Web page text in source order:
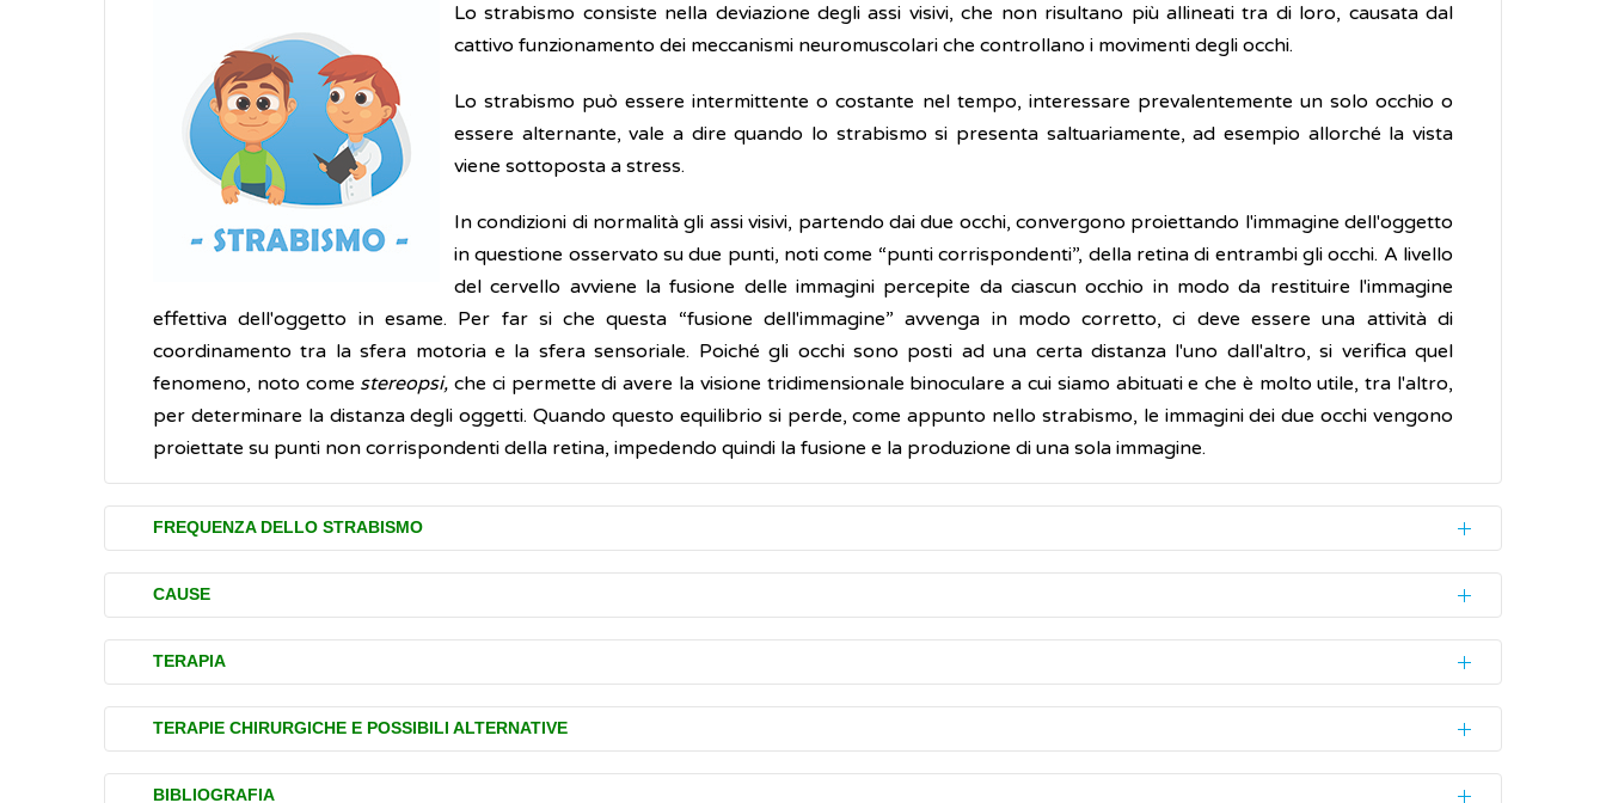
Lo strabismo consiste nella deviazione degli assi visivi, che non risultano più allineati tra di loro, causata dal
cattivo funzionamento dei meccanismi neuromuscolari che controllano i movimenti degli occhi.
Lo strabismo può essere intermittente o costante nel tempo, interessare prevalentemente un solo occhio o
essere alternante, vale a dire quando lo strabismo si presenta saltuariamente, ad esempio allorché la vista
viene sottoposta a stress.
In condizioni di normalità gli assi visivi, partendo dai due occhi, convergono proiettando l'immagine dell'oggetto
in questione osservato su due punti, noti come “punti corrispondenti”, della retina di entrambi gli occhi. A livello
del cervello avviene la fusione delle immagini percepite da ciascun occhio in modo da restituire l'immagine
effettiva dell'oggetto in esame. Per far si che questa “fusione dell'immagine” avvenga in modo corretto, ci deve essere una attività di
coordinamento tra la sfera motoria e la sfera sensoriale. Poiché gli occhi sono posti ad una certa distanza l'uno dall'altro, si verifica quel
fenomeno, noto come stereopsi, che ci permette di avere la visione tridimensionale binoculare a cui siamo abituati e che è molto utile, tra l'altro,
per determinare la distanza degli oggetti. Quando questo equilibrio si perde, come appunto nello strabismo, le immagini dei due occhi vengono
proiettate su punti non corrispondenti della retina, impedendo quindi la fusione e la produzione di una sola immagine.
FREQUENZA DELLO STRABISMO
Lo strabismo è relativamente comune e colpisce tra il 4 e il 5% della popolazione, manifestandosi a qualsiasi età.
Nei bambini, qualora non venga accertato (diagnosticato) in tempo utile, può concorrere a determinare una significativa riduzione permanente
della vista (ambliopia), condizione in cui la visione ricevuta da uno dei due occhi viene in qualche modo “ignorata”, portando a una riduzione
funzionale della retina del cosiddettoocchio pigro.
Negli adulti, il segnale spesso rilevatore di un alterato funzionamento della muscolatura che fa muovere gli occhi in maniera coordinata, è la
CAUSE
Le cause che portano all'insorgenza dello strabismo possono essere ereditarie o dovute ad anomalie dell'occhio. Le principali sono:
malattie dell’occhio (cataratta, ptosi, ecc.)
malattie endocrine
TERAPIA
Le terapie dello strabismo includono:
stimolare quello pigro a funzionare in modo maggiore, migliorando quindi la funzione visiva
TERAPIE CHIRURGICHE E POSSIBILI ALTERNATIVE
La terapia chirurgica oggi è utilizzata essenzialmente per ottenere un “indebolimento” del muscolo che risulta troppo funzionante, mentre le
BIBLIOGRAFIA